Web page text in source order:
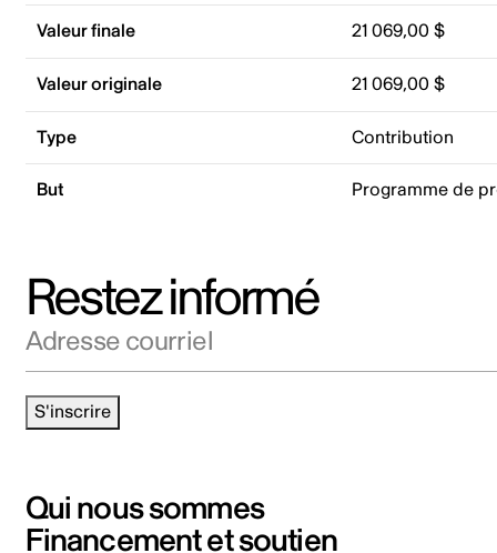
Valeur finale 21 069,00 $
Valeur originale 21 069,00 $
Type Contribution
But Programme de
Restez informé
S'inscrire
Qui nous sommes
Financement et soutien